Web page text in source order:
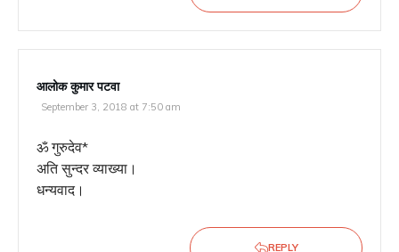
आलोक कुमार पटवा
September 3, 2018 at 7:50 am
ॐ गुरुदेव*
अति सुन्दर व्याख्या।
धन्यवाद।
REPLY